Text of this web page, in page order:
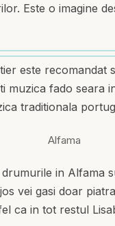
Este o imagine
este recomandat
muzica fado seara
traditionala
in Alfama
vei gasi doar
ca in tot restul